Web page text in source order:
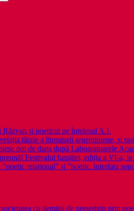
Răzvan și poeticul pe înțelesul A.I.
târzie a literaturii argentiniene, și
noi de dans după Laboaratoarele
Festivalul familiei, ediția a VI-a, la
relațional” și ”poetic. interfața
cu demisii de președinți prin